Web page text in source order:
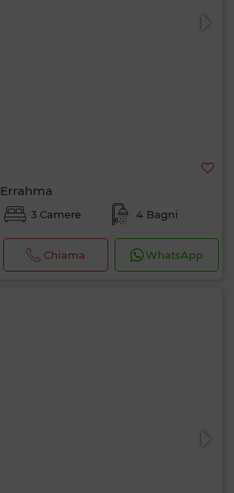
3 Camere 4 Bagni
Chiama WhatsApp